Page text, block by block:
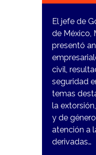
El jefe de
de México,
presentó
civil,
seguridad
temas
la
y de
atención a
derivadas…